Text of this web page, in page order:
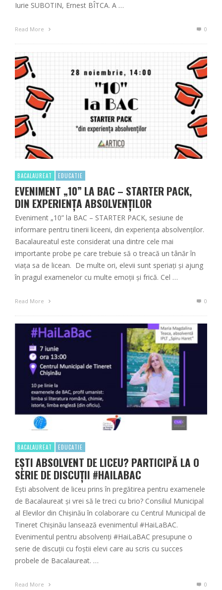
Iurie SUBOTIN, Ernest BÎTCA. A …
Read More 0
BACALAUREAT EDUCATIE
EVENIMENT „10” LA BAC – STARTER PACK,
DIN EXPERIENȚA ABSOLVENȚILOR
Eveniment „10” la BAC – STARTER PACK, sesiune de
informare pentru tinerii liceeni, din experiența absolvenților.
Bacalaureatul este considerat una dintre cele mai
importante probe pe care trebuie să o treacă un tânăr în
viața sa de licean. De multe ori, elevii sunt speriați și ajung
în pragul examenelor cu multe emoții și frică. Cel …
Read More 0
BACALAUREAT EDUCATIE
EȘTI ABSOLVENT DE LICEU? PARTICIPĂ LA O
SERIE DE DISCUȚII #HAILABAC
Ești absolvent de liceu prins în pregătirea pentru examenele
de Bacalaureat și vrei să le treci cu brio? Consiliul Municipal
al Elevilor din Chișinău în colaborare cu Centrul Municipal de
Tineret Chișinău lansează evenimentul #HaiLaBAC.
Evenimentul pentru absolvenți #HaiLaBAC presupune o
serie de discuții cu foștii elevi care au scris cu succes
probele de Bacalaureat. …
Read More 0